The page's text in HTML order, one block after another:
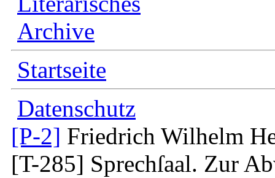
Archive
Startseite
Datenschutz
[P-2] Friedrich Wilhelm
[T-285] Sprechſaal. Zur